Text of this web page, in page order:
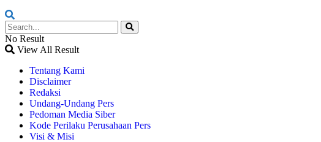
No Result
View All Result
Tentang Kami
Disclaimer
Redaksi
Undang-Undang Pers
Pedoman Media Siber
Kode Perilaku Perusahaan Pers
Visi & Misi